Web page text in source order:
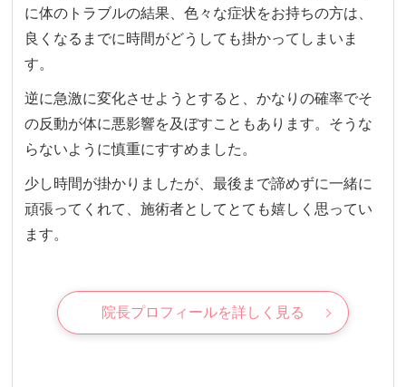
に体のトラブルの結果、色々な症状をお持ちの方は、
良くなるまでに時間がどうしても掛かってしまいま
す。
逆に急激に変化させようとすると、かなりの確率でそ
の反動が体に悪影響を及ぼすこともあります。そうな
らないように慎重にすすめました。
少し時間が掛かりましたが、最後まで諦めずに一緒に
頑張ってくれて、施術者としてとても嬉しく思ってい
ます。
院長プロフィールを詳しく見る